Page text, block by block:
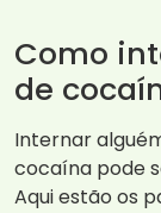
Como
de
Internar
cocaína pode
Aqui estão os